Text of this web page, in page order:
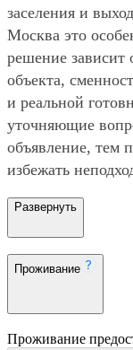
заселения и
Москва это
решение зависит
объекта,
и реальной
уточняющие
объявление, тем
избежать
Развернуть
Проживание
Проживание